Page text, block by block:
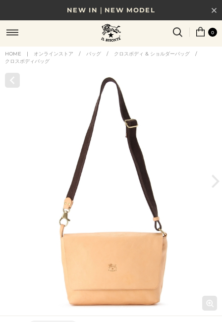
NEW IN｜NEW MODEL
8/17(月)10時まで｜税込11,000円以上で送料無料
贈る相手やシーンから選べる、新しいギフトガイド
0
HOME | オンラインストア / バッグ / クロスボディ & ショルダーバッグ
/
クロスボディバッグ